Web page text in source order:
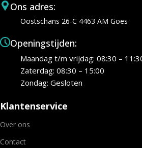
Ons adres:
Oostschans 26-C 4463 AM Goes
Openingstijden:
Maandag t/m vrijdag: 08:30 –
Zaterdag: 08:30 – 15:00
Zondag: Gesloten
Klantenservice
Over ons
Contact